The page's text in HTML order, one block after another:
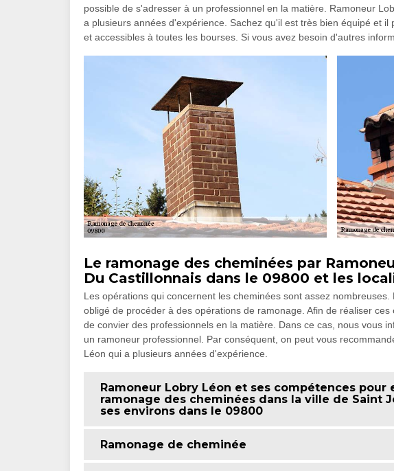
possible de s'adresser à un professionnel en la matière. Ramoneur
a plusieurs années d'expérience. Sachez qu'il est très bien équipé et
et accessibles à toutes les bourses. Si vous avez besoin d'autres
Le ramonage des cheminées par
Du Castillonnais dans le 09800 et les
Les opérations qui concernent les cheminées sont assez
obligé de procéder à des opérations de ramonage. Afin de réaliser
de convier des professionnels en la matière. Dans ce cas, nous vous
un ramoneur professionnel. Par conséquent, on peut vous
Léon qui a plusieurs années d'expérience.
Ramoneur Lobry Léon et ses compétences
ramonage des cheminées dans la ville de Saint
ses environs dans le 09800
Ramonage de cheminée